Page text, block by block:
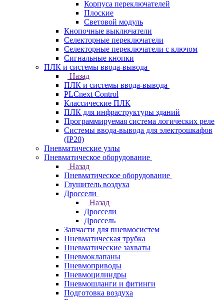
Корпуса переключателей
Плоские
Световой модуль
Кнопочные выключатели
Селекторные переключатели
Селекторные переключатели с ключом
Сигнальные кнопки
ПЛК и системы ввода-вывода
Назад
ПЛК и системы ввода-вывода
PLCnext Control
Классические ПЛК
ПЛК для инфраструктуры зданий
Программируемая система логических реле
Системы ввода-вывода для электрошкафов
(IP20)
Пневматические узлы
Пневматическое оборудование
Назад
Пневматическое оборудование
Глушитель воздуха
Дроссели
Назад
Дроссели
Дроссель
Запчасти для пневмосистем
Пневматическая трубка
Пневматические захваты
Пневмоклапаны
Пневмоприводы
Пневмоцилиндры
Пневмошланги и фитинги
Подготовка воздуха